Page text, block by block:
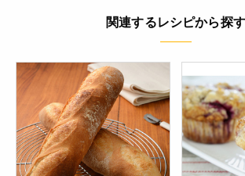
関連するレシピから探す